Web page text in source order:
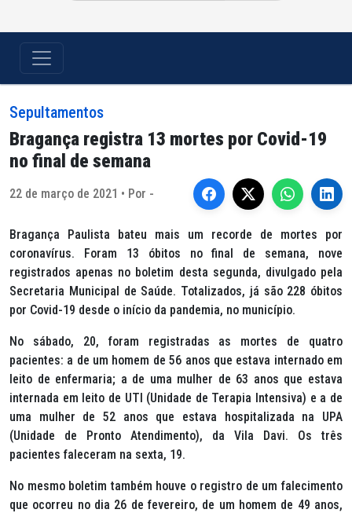
Sepultamentos
Bragança registra 13 mortes por Covid-19
no final de semana
22 de março de 2021 • Por -
Bragança Paulista bateu mais um recorde de mortes por
coronavírus. Foram 13 óbitos no final de semana, nove
registrados apenas no boletim desta segunda, divulgado pela
Secretaria Municipal de Saúde. Totalizados, já são 228 óbitos
por Covid-19 desde o início da pandemia, no município.
No sábado, 20, foram registradas as mortes de quatro
pacientes: a de um homem de 56 anos que estava internado em
leito de enfermaria; a de uma mulher de 63 anos que estava
internada em leito de UTI (Unidade de Terapia Intensiva) e a de
uma mulher de 52 anos que estava hospitalizada na UPA
(Unidade de Pronto Atendimento), da Vila Davi. Os três
pacientes faleceram na sexta, 19.
No mesmo boletim também houve o registro de um falecimento
que ocorreu no dia 26 de fevereiro, de um homem de 49 anos,